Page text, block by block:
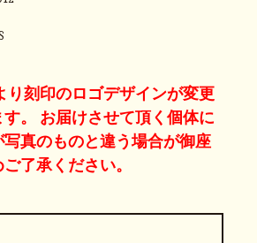
り刻印のロゴデザインが変更
す。 お届けさせて頂く個体に
写真のものと違う場合が御座
了承ください。